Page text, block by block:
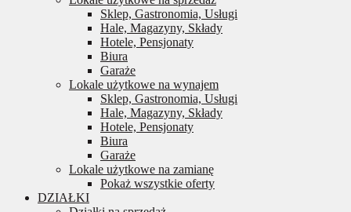
Sklep, Gastronomia, Usługi
Hale, Magazyny, Składy
Hotele, Pensjonaty
Biura
Garaże
Lokale użytkowe na wynajem
Sklep, Gastronomia, Usługi
Hale, Magazyny, Składy
Hotele, Pensjonaty
Biura
Garaże
Lokale użytkowe na zamianę
Pokaż wszystkie oferty
DZIAŁKI